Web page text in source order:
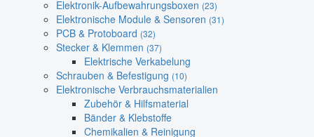
Elektronik-Aufbewahrungsboxen (23)
Elektronische Module & Sensoren (31)
PCB & Protoboard (32)
Stecker & Klemmen (37)
Elektrische Verkabelung
Schrauben & Befestigung (10)
Elektronische Verbrauchsmaterialien
Zubehör & Hilfsmaterial
Bänder & Klebstoffe
Chemikalien & Reinigung